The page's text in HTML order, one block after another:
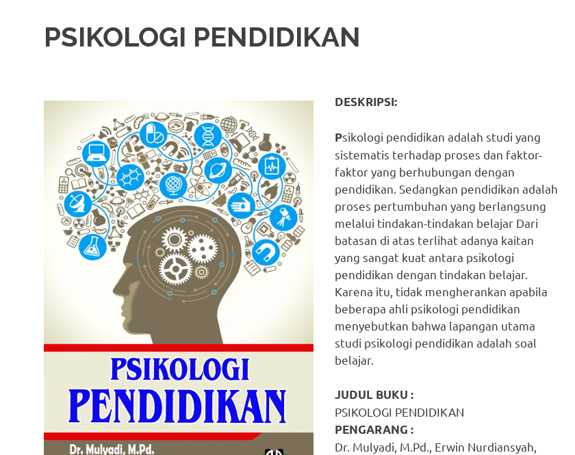
PSIKOLOGI PENDIDIKAN
DESKRIPSI:
Psikologi pendidikan adalah studi yang
sistematis terhadap proses dan faktor-
faktor yang berhubungan dengan
pendidikan. Sedangkan pendidikan adalah
proses pertumbuhan yang berlangsung
melalui tindakan-tindakan belajar Dari
batasan di atas terlihat adanya kaitan
yang sangat kuat antara psikologi
pendidikan dengan tindakan belajar.
Karena itu, tidak mengherankan apabila
beberapa ahli psikologi pendidikan
menyebutkan bahwa lapangan utama
studi psikologi pendidikan adalah soal
belajar.
JUDUL BUKU :
PSIKOLOGI PENDIDIKAN
PENGARANG :
Dr. Mulyadi, M.Pd., Erwin Nurdiansyah,